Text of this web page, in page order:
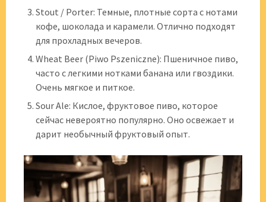
Stout / Porter: Темные, плотные сорта с нотами
кофе, шоколада и карамели. Отлично подходят
для прохладных вечеров.
Wheat Beer (Piwo Pszeniczne): Пшеничное пиво,
часто с легкими нотками банана или гвоздики.
Очень мягкое и питкое.
Sour Ale: Кислое, фруктовое пиво, которое
сейчас невероятно популярно. Оно освежает и
дарит необычный фруктовый опыт.